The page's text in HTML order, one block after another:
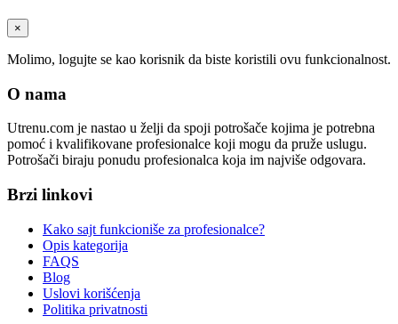
×
Molimo, logujte se kao korisnik da biste koristili ovu funkcionalnost.
O nama
Utrenu.com je nastao u želji da spoji potrošače kojima je potrebna
pomoć i kvalifikovane profesionalce koji mogu da pruže uslugu.
Potrošači biraju ponudu profesionalca koja im najviše odgovara.
Brzi linkovi
Kako sajt funkcioniše za profesionalce?
Opis kategorija
FAQS
Blog
Uslovi korišćenja
Politika privatnosti